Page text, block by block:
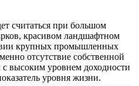
считаться при большом
красивом ландшафтном
крупных промышленных
отсутствие собственной
с высоким уровнем доходности
уровня жизни.